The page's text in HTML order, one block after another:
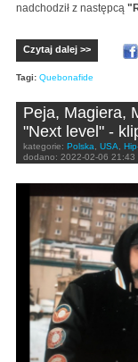
nadchodził z następcą
Czytaj dalej >>
Tagi: Quebonafide
Peja, Magiera,
"Next level" -
kategorie: Polska USA
dodano: 2022-02-06 21:43